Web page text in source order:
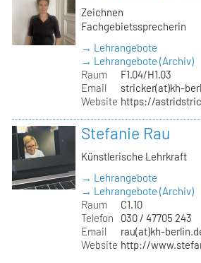
Zeichnen
Fachgebietssprecherin
→ Lehrangebote
→ Lehrangebote (Archiv)
Raum
F1.04/H1.03
Email
stricker(at)kh-
Website https://
Stefanie Rau
Künstlerische Lehrkraft
→ Lehrangebote
→ Lehrangebote (Archiv)
Raum
C1.10
Telefon
030 / 47705 243
Email
rau(at)kh-
Website http://